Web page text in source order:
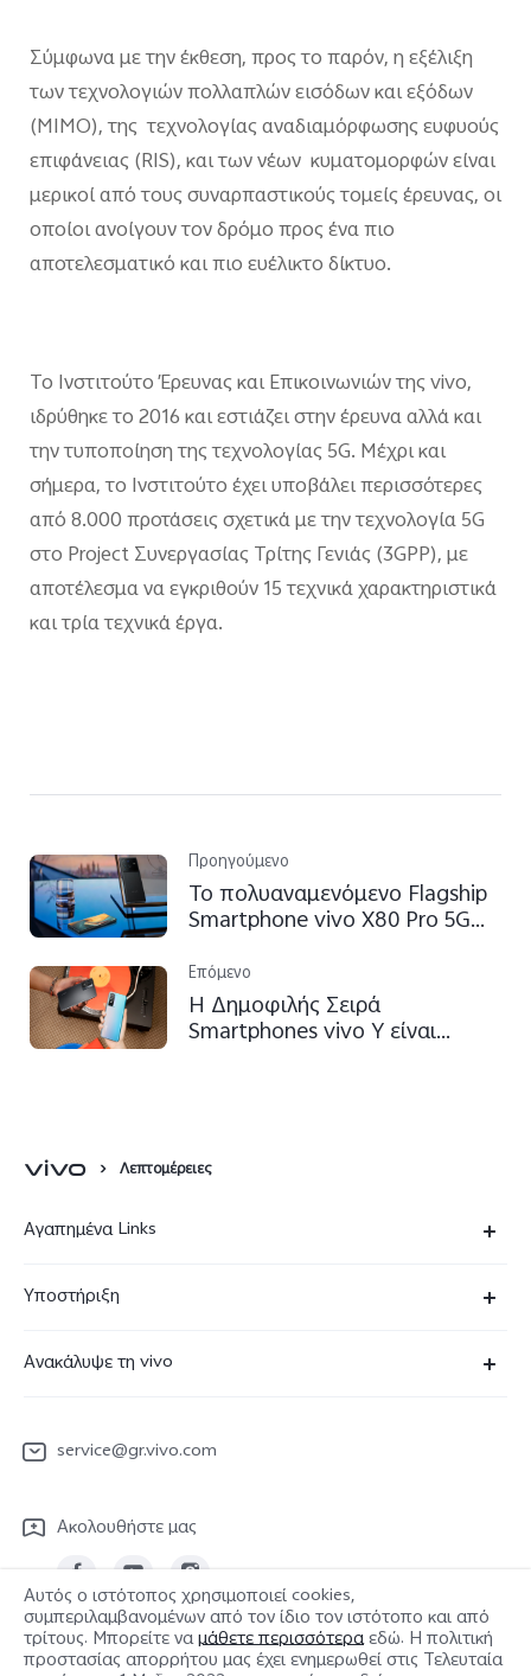
Σύμφωνα με την έκθεση, προς το παρόν, η εξέλιξη
των τεχνολογιών πολλαπλών εισόδων και εξόδων
(MIMO), της τεχνολογίας αναδιαμόρφωσης ευφυούς
επιφάνειας (RIS), και των νέων κυματομορφών είναι
μερικοί από τους συναρπαστικούς τομείς έρευνας, οι
οποίοι ανοίγουν τον δρόμο προς ένα πιο
αποτελεσματικό και πιο ευέλικτο δίκτυο.
Το Ινστιτούτο Έρευνας και Επικοινωνιών της vivo,
ιδρύθηκε το 2016 και εστιάζει στην έρευνα αλλά και
την τυποποίηση της τεχνολογίας 5G. Μέχρι και
σήμερα, το Ινστιτούτο έχει υποβάλει περισσότερες
από 8.000 προτάσεις σχετικά με την τεχνολογία 5G
στο Project Συνεργασίας Τρίτης Γενιάς (3GPP), με
αποτέλεσμα να εγκριθούν 15 τεχνικά χαρακτηριστικά
και τρία τεχνικά έργα.
Προηγούμενο
Το πολυαναμενόμενο Flagship
Smartphone vivo X80 Pro 5G
Κινηματογραφικές
Φωτογραφίες και Βίντεο
Επαγγελματικού Επιπέδου.
Επόμενο
H Δημοφιλής Σειρά
Smartphones vivo Υ είναι
Λεπτομέρειες
Αγαπημένα Links
V23 5G
Y22s
Y17s
Όλες οι Συσκευές
Υποστήριξη
Επαλήθευση IMEI
Εγχειρίδιο χρήστη
στείλτε για επισκευή
Αρχείο καταγραφής ενημερώσεων
Ανακάλυψε τη vivo
Τελευταία Νέα
Ανακοίνωση νομικού περιεχομένου
Βιωσιμότητα
service@gr.vivo.com
Ακολουθήστε μας
Greece | Επιλέξτε χώρα/περιοχή
Αυτός ο ιστότοπος χρησιμοποιεί cookies,
συμπεριλαμβανομένων από τον ίδιο τον ιστότοπο και από
τρίτους. Μπορείτε ναμάθετε περισσότεραεδώ. Η πολιτική
προστασίας απορρήτου μας έχει ενημερωθεί στις Τελευταία